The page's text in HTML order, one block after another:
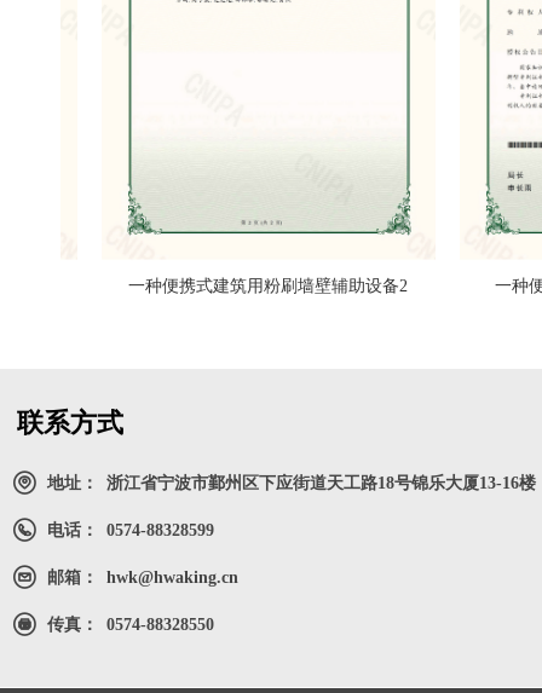
一种便携式建筑用粉刷墙壁辅助设备2 一种便
地址： 浙江省宁波市鄞州区下应街道天工路18号锦乐大厦13-16楼
电话： 0574-88328599
邮箱： hwk@hwaking.cn
传真： 0574-88328550
联系方式